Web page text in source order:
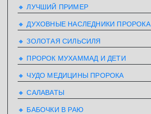
🔸 ЛУЧШИЙ ПРИМЕР
🔸 ДУХОВНЫЕ НАСЛЕДНИКИ ПРОРОКА
🔸 ЗОЛОТАЯ СИЛЬСИЛЯ
🔸 ПРОРОК МУХАММАД И ДЕТИ
🔸 ЧУДО МЕДИЦИНЫ ПРОРОКА
🔸 САЛАВАТЫ
🔸 БАБОЧКИ В РАЮ